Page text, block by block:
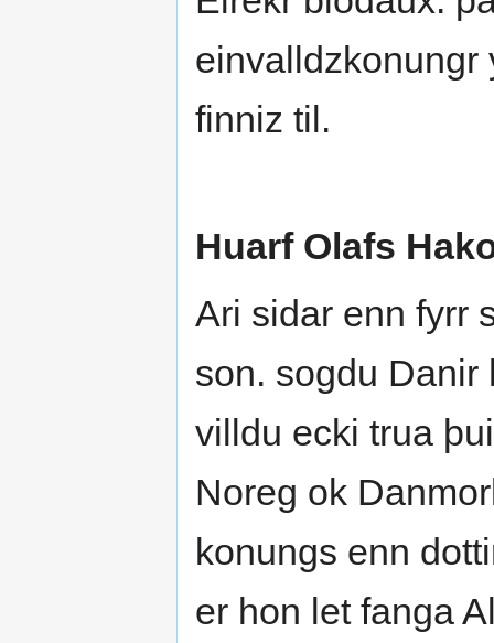
einvalldzkonungr
finniz til.
Huarf Olafs
Ari sidar enn fyrr
son. sogdu Danir
villdu ecki trua
Noreg ok
konungs enn
er hon let fanga